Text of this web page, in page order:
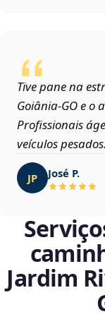
Tive pane na
Goiânia‑GO e o
Profissionais
veículos
JP José P.
Jardim